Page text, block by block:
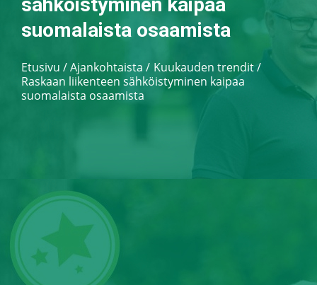
suomalaista osaamista
Etusivu /Ajankohtaista Kuukauden trendit/
Raskaan liikenteen sähköistyminen kaipaa
suomalaista osaamista